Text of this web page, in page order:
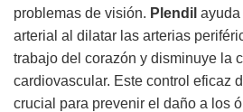
problemas de visión. Plendil ayuda
arterial al dilatar las arterias
trabajo del corazón y disminuye la
cardiovascular. Este control eficaz
crucial para prevenir el daño a los